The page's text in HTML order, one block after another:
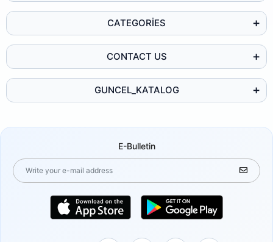
CATEGORİES
CONTACT US
GUNCEL_KATALOG
E-Bulletin